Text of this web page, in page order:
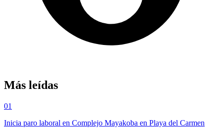
Más leídas
01
Inicia paro laboral en Complejo Mayakoba en Playa del Carmen